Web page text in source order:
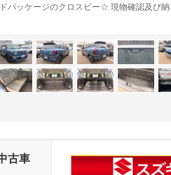
パッケージのクロスビー☆ 現物確認及び
古車